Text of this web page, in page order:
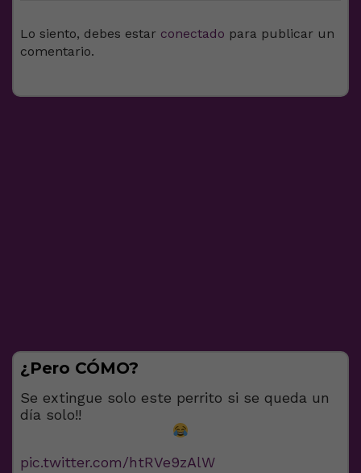
Lo siento, debes estar conectado para publicar un
comentario.
¿Pero CÓMO?
Se extingue solo este perrito si se queda un
día solo!!
pic.twitter.com/htRVe9zAlW